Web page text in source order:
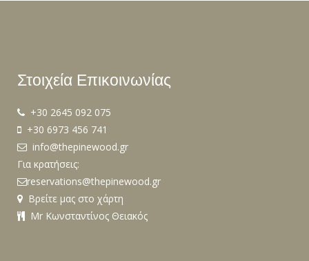
Στοιχεία Επικοινωνίας
+30 2645 092 075
+30 6973 456 741
info@thepinewood.gr
Για κρατήσεις:
reservations@thepinewood.gr
Βρείτε μας στο χάρτη
Mr Κωνσταντίνος Θειακός